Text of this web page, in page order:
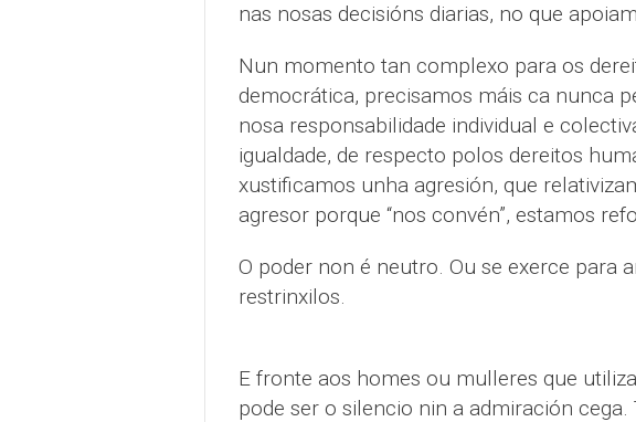
nas nosas decisións diarias, no que
Nun momento tan complexo para os
democrática, precisamos máis ca nunca
nosa responsabilidade individual e
igualdade, de respecto polos dereitos
xustificamos unha agresión, que
agresor porque “nos convén”, estamos
O poder non é neutro. Ou se exerce para
restrinxilos.
E fronte aos homes ou mulleres que
pode ser o silencio nin a admiración